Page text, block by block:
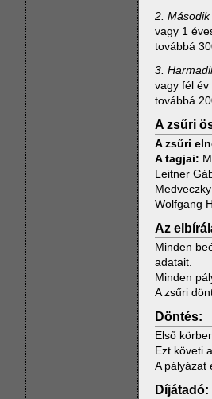
2.
vagy 1
továbbá
3.
vagy fél
továbbá
A zsűri
A zsűri
A tagjai:
Leitner
Wolfgang
Az
Minden
adatait.
Minden
A zsűri
Döntés:
Első
Ezt követi
A pályázat
Díjátadó: